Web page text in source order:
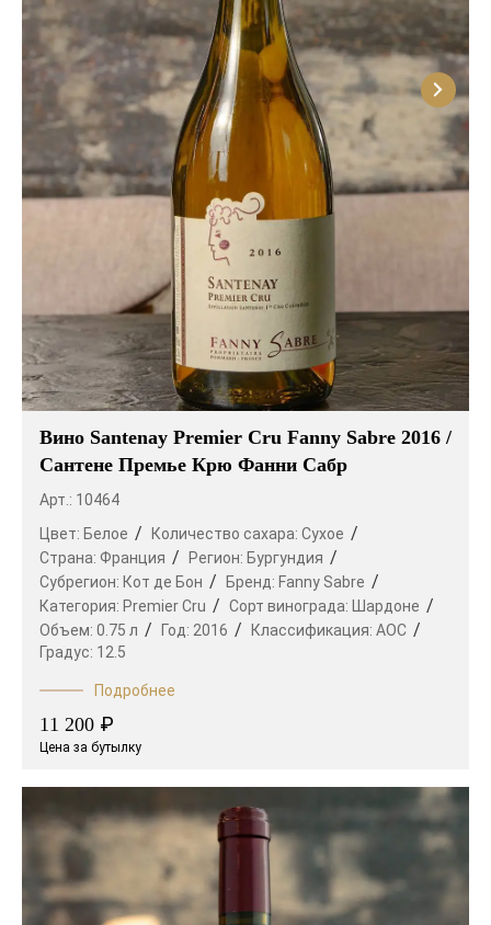
Вино Santenay Premier Cru Fanny Sabre 2016 /
Сантене Премье Крю Фанни Сабр
Арт.: 10464
Цвет: Белое Количество сахара: Сухое
Страна: Франция Регион: Бургундия
Субрегион: Кот де Бон Бренд: Fanny Sabre
Категория: Premier Cru Сорт винограда:
Шардоне
Объем: 0.75 л Год: 2016 Классификация: AOC
Градус: 12.5
Подробнее
11 200 ₽
Цена за бутылку